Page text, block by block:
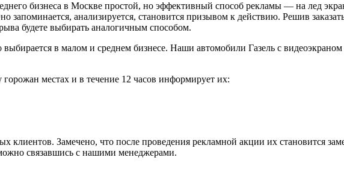
бизнеса в Москве простой, но эффективный способ рекламы — на лед
запоминается, анализируется, становится призывом к действию. Решив
будете выбирать аналогичным способом.
выбирается в малом и среднем бизнесе. Наши автомобили Газель с
местах и в течение 12 часов информирует их:
клиентов. Замечено, что после проведения рекламной акции их становится
связавшись с нашими менеджерами.